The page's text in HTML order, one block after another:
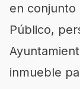
en conjunto
Público,
inmueble